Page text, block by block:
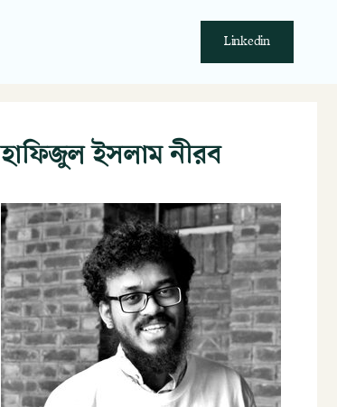
Linkedin
হাফিজুল ইসলাম নীরব